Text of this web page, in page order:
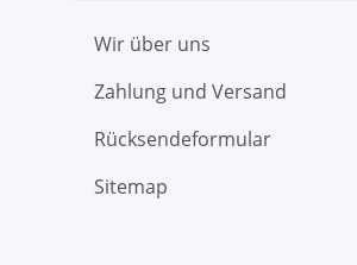
Wir über uns
Zahlung und Versand
Rücksendeformular
Sitemap